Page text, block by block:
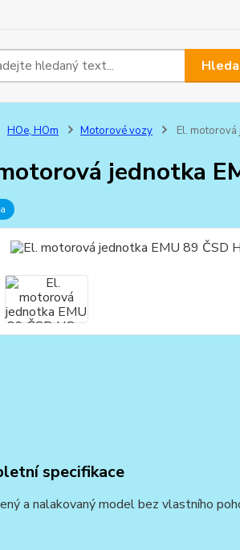
HOe, HOm Motorové vozy El. motorová
jednotka
specifikace
a nalakovaný model bez vlastního